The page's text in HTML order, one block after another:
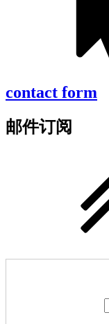
contact form
邮件订阅